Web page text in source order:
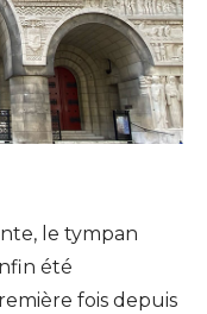
le tympan
été
fois depuis